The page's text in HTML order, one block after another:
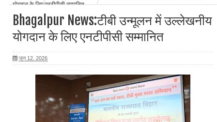
योगदान के लिए एनटीपीसी सम्मानित
Bhagalpur News:टीबी उन्मूलन में उल्लेखनीय
योगदान के लिए एनटीपीसी सम्मानित
जून 12, 2026